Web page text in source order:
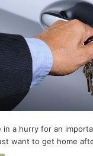
in a hurry for an
want to get home